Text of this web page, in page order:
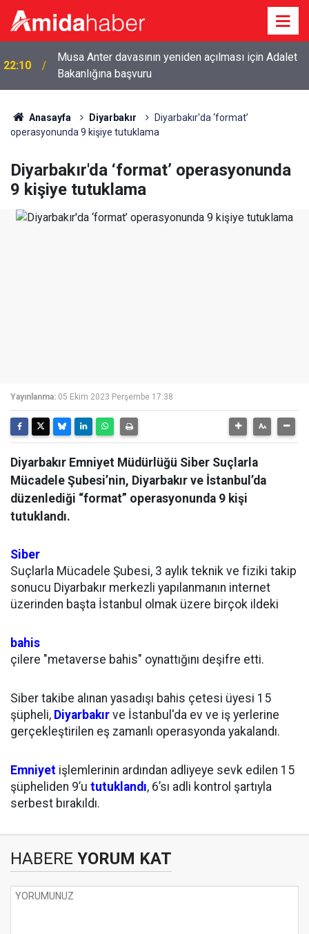
21:54
Meclis'te ‘Demirtaş’ gerilimi: 'O sizin kullanışlı
aletiniz değil'
Anasayfa Diyarbakır
Diyarbakır'da ‘format’
operasyonunda 9 kişiye tutuklama
Diyarbakır'da ‘format’ operasyonunda
9 kişiye tutuklama
Yayınlanma: 05 Ekim 2023 Perşembe 17:38
Diyarbakır Emniyet Müdürlüğü Siber Suçlarla
Mücadele Şubesi’nin, Diyarbakır ve İstanbul’da
düzenlediği “format” operasyonunda 9 kişi
tutuklandı.
Siber
Suçlarla Mücadele Şubesi, 3 aylık teknik ve fiziki takip
sonucu Diyarbakır merkezli yapılanmanın internet
üzerinden başta İstanbul olmak üzere birçok ildeki
bahis
çilere "metaverse bahis" oynattığını deşifre etti.
Siber takibe alınan yasadışı bahis çetesi üyesi 15
şüpheli, Diyarbakır ve İstanbul'da ev ve iş yerlerine
gerçekleştirilen eş zamanlı operasyonda yakalandı.
Emniyet işlemlerinin ardından adliyeye sevk edilen 15
şüpheliden 9’u tutuklandı, 6’sı adli kontrol şartıyla
serbest bırakıldı.
HABERE YORUM KAT